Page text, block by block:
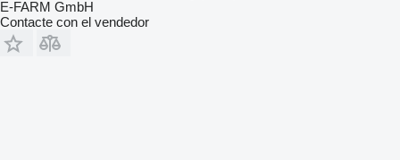
E-FARM GmbH
Contacte con el vendedor